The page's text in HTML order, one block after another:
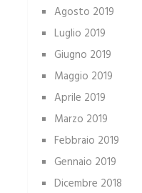
Agosto 2019
Luglio 2019
Giugno 2019
Maggio 2019
Aprile 2019
Marzo 2019
Febbraio 2019
Gennaio 2019
Dicembre 2018